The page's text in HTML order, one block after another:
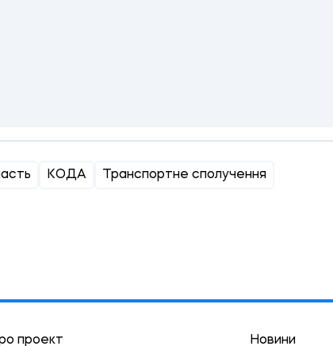
КОДА Транспортне сполучення
проект Новини